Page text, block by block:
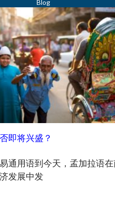
即将兴盛？
通用语到今天，孟加拉语在
发展中发